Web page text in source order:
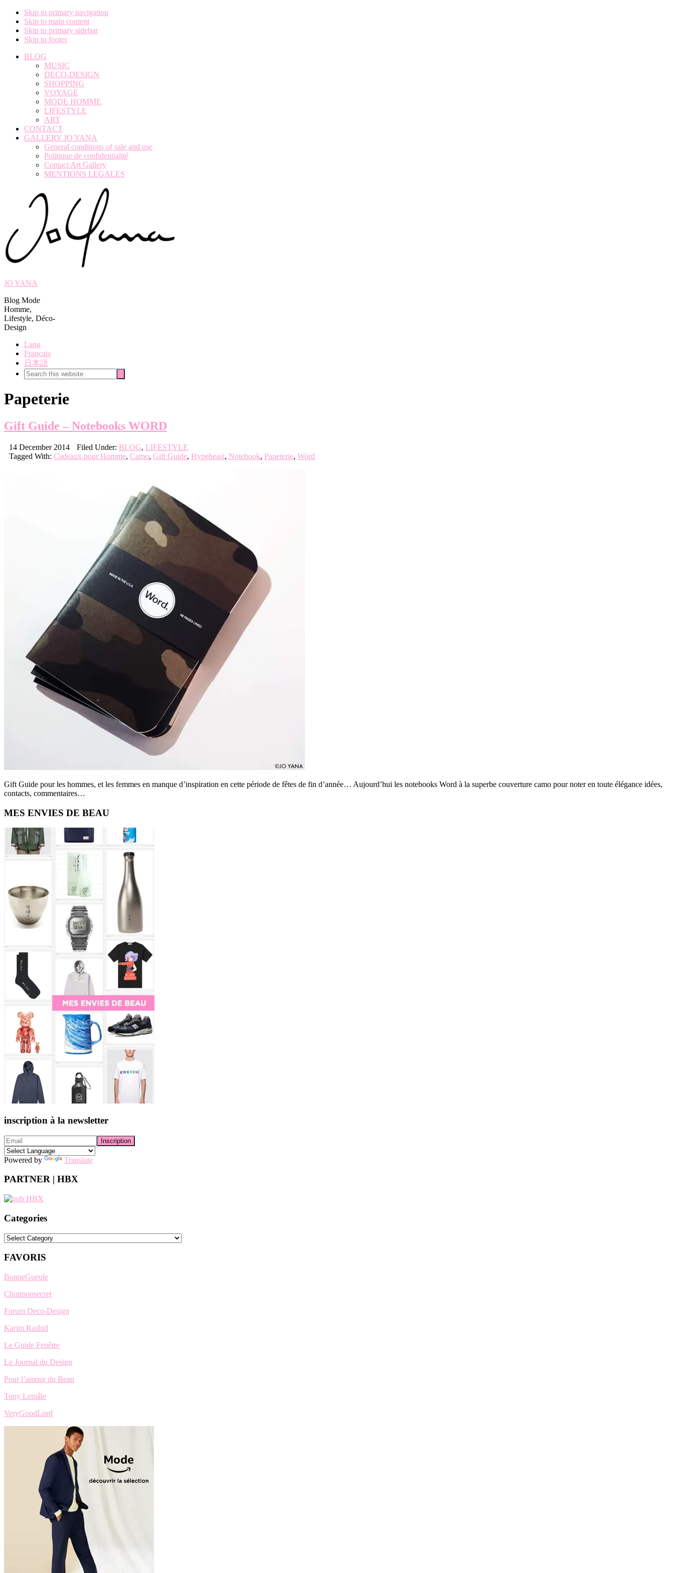
Skip to primary navigation
Skip to main content
Skip to primary sidebar
Skip to footer
BLOG
MUSIC
DECO-DESIGN
SHOPPING
VOYAGE
MODE HOMME
LIFESTYLE
ART
CONTACT
GALLERY JO YANA
General conditions of sale and use
Politique de confidentialité
Contact Art Gallery
MENTIONS LEGALES
JO YANA
Blog Mode
Homme,
Lifestyle, Déco-
Design
Lang
Français
日本語
Search
this
Papeterie
Gift Guide – Notebooks WORD
14 December 2014 Filed Under: BLOG, LIFESTYLE
Tagged With: Cadeaux pour Homme, Camo, Gift Guide, Hypebeast, Notebook, Papeterie, Word
Gift Guide pour les hommes, et les femmes en manque d’inspiration en cette période de fêtes de fin d’année… Aujourd’hui les notebooks Word à la superbe couverture camo pour noter en toute élégance idées,
contacts, commentaires…
Primary
Sidebar
MES ENVIES DE BEAU
inscription à la newsletter
Powered by Translate
PARTNER | HBX
Categories
Categories
FAVORIS
BonneGueule
Chutmonsecret
Forum Deco-Design
Karim Rashid
Le Guide Fenêtre
Le Journal du Design
Pour l’amour du Beau
Tony Lemâle
VeryGoodLord